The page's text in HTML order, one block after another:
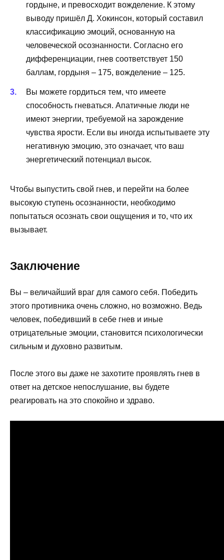
гордыне, и превосходит вожделение. К этому
выводу пришёл Д. Хокинсон, который составил
классификацию эмоций, основанную на
человеческой осознанности. Согласно его
дифференциации, гнев соответствует 150
баллам, гордыня – 175, вожделение – 125.
Вы можете гордиться тем, что имеете
способность гневаться. Апатичные люди не
имеют энергии, требуемой на зарождение
чувства ярости. Если вы иногда испытываете эту
негативную эмоцию, это означает, что ваш
энергетический потенциал высок.
Чтобы выпустить свой гнев, и перейти на более
высокую ступень осознанности, необходимо
попытаться осознать свои ощущения и то, что их
вызывает.
Заключение
Вы – величайший враг для самого себя. Победить
этого противника очень сложно, но возможно. Ведь
человек, победивший в себе гнев и иные
отрицательные эмоции, становится психологически
сильным и духовно развитым.
После этого вы даже не захотите проявлять гнев в
ответ на детское непослушание, вы будете
реагировать на это спокойно и здраво.